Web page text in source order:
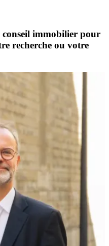
conseil immobilier pour
recherche ou votre